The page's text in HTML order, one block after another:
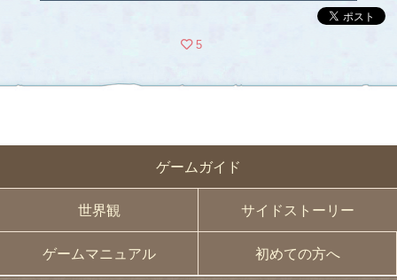
ゲームガイド
世界観 サイドストーリー
ゲームマニュアル 初めての方へ
5